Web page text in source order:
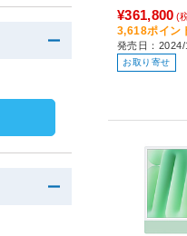
ple M4チッ
SSD - ピンク ピンク
J/A
¥361,800 (
3,618ポイン
発売日：
お取り寄せ